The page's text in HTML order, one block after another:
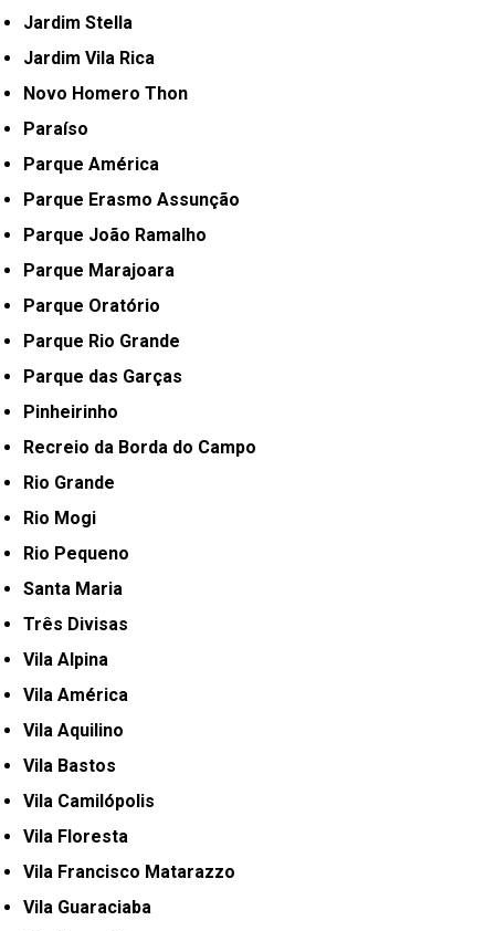
Jardim Stella
Jardim Vila Rica
Novo Homero Thon
Paraíso
Parque América
Parque Erasmo Assunção
Parque João Ramalho
Parque Marajoara
Parque Oratório
Parque Rio Grande
Parque das Garças
Pinheirinho
Recreio da Borda do Campo
Rio Grande
Rio Mogi
Rio Pequeno
Santa Maria
Três Divisas
Vila Alpina
Vila América
Vila Aquilino
Vila Bastos
Vila Camilópolis
Vila Floresta
Vila Francisco Matarazzo
Vila Guaraciaba